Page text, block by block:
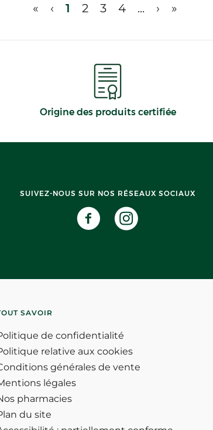
« ‹ 1 2 3 4 ... › »
Origine des produits certifiée
SUIVEZ-NOUS SUR NOS RÉSEAUX SOCIAUX
SAVOIR
de confidentialité
relative aux cookies
générales de vente
légales
pharmacies
du site